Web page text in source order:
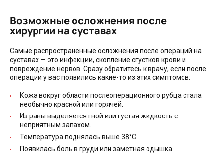
Возможные осложнения после
хирургии на суставах
Самые распространенные осложнения после операций на
суставах — это инфекции, скопление сгустков крови и
повреждение нервов. Сразу обратитесь к врачу, если после
операции у вас появились какие-то из этих симптомов:
Кожа вокруг области послеоперационного рубца стала
необычно красной или горячей.
Из раны выделяется гной или густая жидкость с
неприятным запахом.
Температура поднялась выше 38°C.
Появилась боль в груди или заметная одышка.